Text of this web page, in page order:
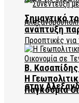
Β. Κασαπίδης
στην
Σημαντικό
ανάπτυξη
Η
Παγκόσμια